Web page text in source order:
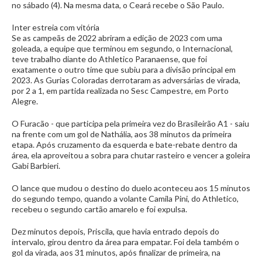
no sábado (4). Na mesma data, o Ceará recebe o São Paulo.
Inter estreia com vitória
Se as campeãs de 2022 abriram a edição de 2023 com uma
goleada, a equipe que terminou em segundo, o Internacional,
teve trabalho diante do Athletico Paranaense, que foi
exatamente o outro time que subiu para a divisão principal em
2023. As Gurias Coloradas derrotaram as adversárias de virada,
por 2 a 1, em partida realizada no Sesc Campestre, em Porto
Alegre.
O Furacão - que participa pela primeira vez do Brasileirão A1 - saiu
na frente com um gol de Nathália, aos 38 minutos da primeira
etapa. Após cruzamento da esquerda e bate-rebate dentro da
área, ela aproveitou a sobra para chutar rasteiro e vencer a goleira
Gabi Barbieri.
O lance que mudou o destino do duelo aconteceu aos 15 minutos
do segundo tempo, quando a volante Camila Pini, do Athletico,
recebeu o segundo cartão amarelo e foi expulsa.
Dez minutos depois, Priscila, que havia entrado depois do
intervalo, girou dentro da área para empatar. Foi dela também o
gol da virada, aos 31 minutos, após finalizar de primeira, na